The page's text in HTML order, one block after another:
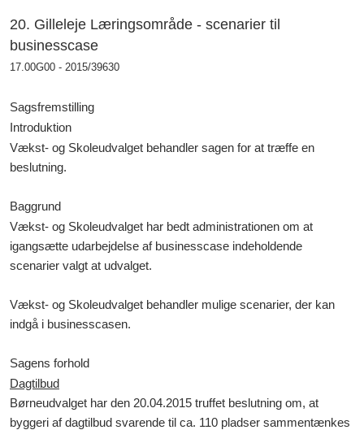
20. Gilleleje Læringsområde - scenarier til
businesscase
17.00G00 - 2015/39630
Sagsfremstilling
Introduktion
Vækst- og Skoleudvalget behandler sagen for at træffe en
beslutning.
Baggrund
Vækst- og Skoleudvalget har bedt administrationen om at
igangsætte udarbejdelse af businesscase indeholdende
scenarier valgt at udvalget.
Vækst- og Skoleudvalget behandler mulige scenarier, der kan
indgå i businesscasen.
Sagens forhold
Dagtilbud
Børneudvalget har den 20.04.2015 truffet beslutning om, at
byggeri af dagtilbud svarende til ca. 110 pladser sammentænkes